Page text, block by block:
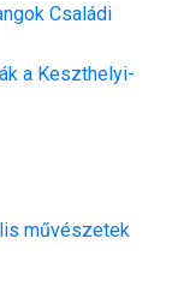
Családi
a Keszthelyi-
művészetek